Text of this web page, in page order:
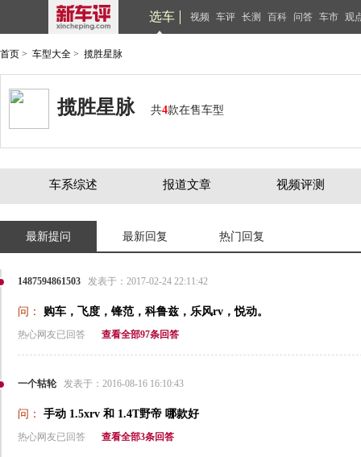
选车 视频 车评 长测 百科 问答 车市 观
首页 > 车型大全 > 揽胜星脉
揽胜星脉 共4款在售车型
车系综述 报道文章 视频评测
最新提问 最新回复 热门回复
1487594861503 发表于：2017-02-24 22:11:42
问： 购车，飞度，锋范，科鲁兹，乐风rv，悦动。
热心网友已回答 查看全部97条回答
一个轱轮发表于：2016-08-16 16:10:43
问： 手动 1.5xrv 和 1.4T野帝 哪款好
热心网友已回答 查看全部3条回答